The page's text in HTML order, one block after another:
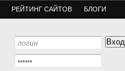
РЕЙТИНГ САЙТОВ БЛОГИ